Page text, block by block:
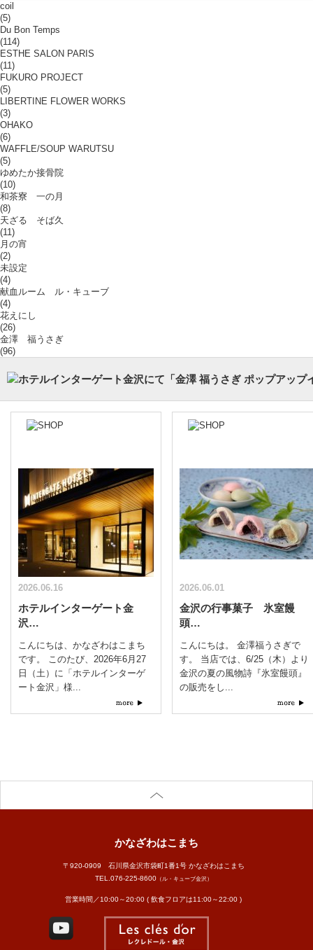
coil
(5)
Du Bon Temps
(114)
ESTHE SALON PARIS
(11)
FUKURO PROJECT
(5)
LIBERTINE FLOWER WORKS
(3)
OHAKO
(6)
WAFFLE/SOUP WARUTSU
(5)
ゆめたか接骨院
(10)
和茶寮 一の月
(8)
天ざる そば久
(11)
月の宵
(2)
未設定
(4)
献血ルーム ル・キューブ
(4)
花えにし
(26)
金澤 福うさぎ
(96)
2026.06.16
ホテルインターゲート金
沢…
こんにちは、かなざわはこまち
です。 このたび、2026年6月27
日（土）に「ホテルインターゲ
ート金沢」様...
2026.06.01
金沢の行事菓子 氷室饅
頭…
こんにちは。 金澤福うさぎで
す。 当店では、6/25（木）より
金沢の夏の風物詩『氷室饅頭』
の販売をし...
かなざわはこまち
〒920-0909 石川県金沢市袋町1番1号 かなざわはこまち
TEL. 076-225-8600（ル・キューブ金沢）
営業時間／10:00～20:00 ( 飲食フロアは11:00～22:00 )